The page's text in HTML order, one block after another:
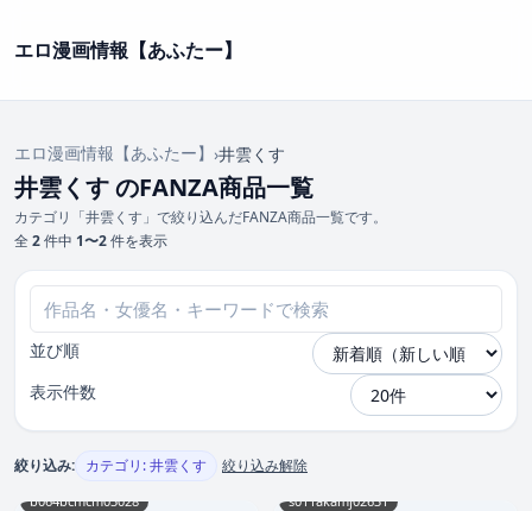
エロ漫画情報【あふたー】
エロ漫画情報【あふたー】 ›井雲くす
井雲くす のFANZA商品一覧
カテゴリ「井雲くす」で絞り込んだFANZA商品一覧です。
全 2件中 1〜2件を表示
並び順
表示件数
絞り込み: カテゴリ: 井雲くす 絞り込み解除
b064bcmcm03028 s011akamj02631